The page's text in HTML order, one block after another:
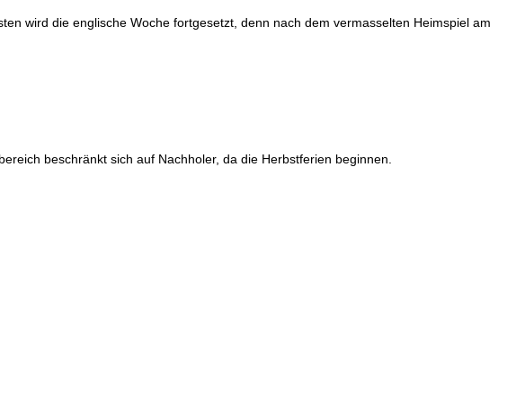
wird die englische Woche fortgesetzt, denn nach dem vermasselten Heimspiel am
beschränkt sich auf Nachholer, da die Herbstferien beginnen.